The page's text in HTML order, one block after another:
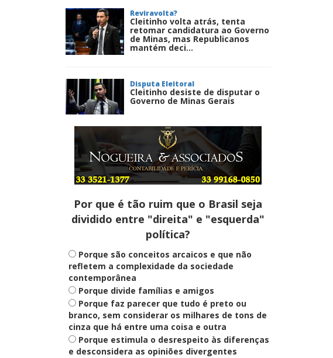
Reviravolta?
Cleitinho volta atrás, tenta
retomar candidatura ao Governo
de Minas, mas Republicanos
mantém deci...
Disputa Eleitoral
Cleitinho desiste de disputar o
Governo de Minas Gerais
Entenda
Pix Pensão Alimentícia: entenda
o que é e como solicitar
Saúde Mental
Plataforma oferece escuta em
saúde mental para jovens no SUS
Digital
Definido
PT lança Patrus Ananias como
candidato ao governo de Minas
Gerais
Por que é tão ruim que o Brasil seja
dividido entre "direita" e "esquerda"
política?
Porque são conceitos arcaicos e que não
refletem a complexidade da sociedade
contemporânea
Porque divide famílias e amigos
Porque faz parecer que tudo é preto ou
branco, sem considerar os milhares de tons de
cinza que há entre uma coisa e outra
Porque estimula o desrespeito às diferenças
e desconsidera as opiniões divergentes